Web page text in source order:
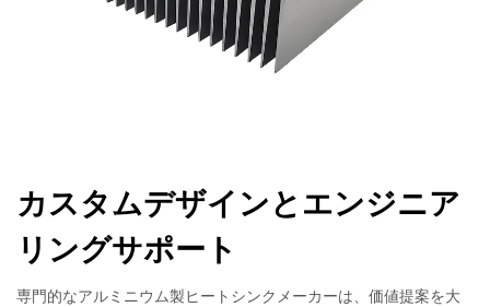
カスタムデザインとエンジニア
リングサポート
専門的なアルミニウム製ヒートシンクメーカーは、価値提案を大